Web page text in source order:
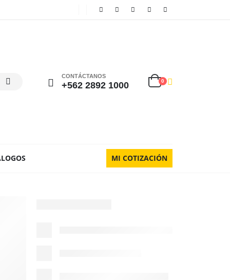
CONTÁCTANOS
+562 2892 1000 0
MI COTIZACIÓN